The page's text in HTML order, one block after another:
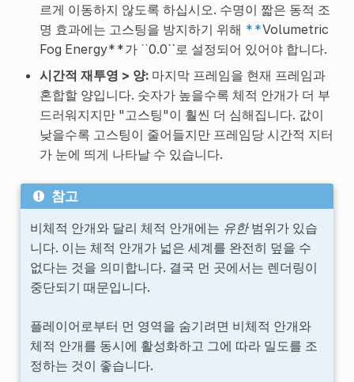
르게 이동하지 않도록 하십시오. 수명이 짧은 동적 조
명 효과에는 고스팅을 방지하기 위해 **Volumetric
Fog Energy**가 ``0.0``로 설정되어 있어야 합니다.
시간적 재투영 > 양:마지막 프레임을 현재 프레임과
혼합할 양입니다. 숫자가 높을수록 체적 안개가 더 부
드러워지지만 "고스팅"이 훨씬 더 심해집니다. 값이
낮을수록 고스팅이 줄어들지만 프레임당 시간적 지터
가 눈에 띄게 나타날 수 있습니다.
참고
비체적 안개와 달리 체적 안개에는 유한범위가 있습
니다. 이는 체적 안개가 넓은 세계를 완전히 덮을 수
없다는 것을 의미합니다. 결국 먼 곳에서는 렌더링이
중단되기 때문입니다.
플레이어로부터 먼 영역을 숨기려면 비체적 안개와
체적 안개를 동시에 활성화하고 그에 따라 밀도를 조
정하는 것이 좋습니다.